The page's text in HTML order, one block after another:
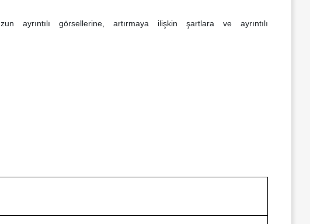
ayrıntılı görsellerine, artırmaya ilişkin şartlara ve ayrıntılı